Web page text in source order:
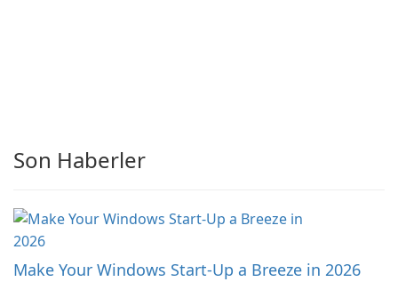
Son Haberler
Make Your Windows Start-Up a Breeze in 2026